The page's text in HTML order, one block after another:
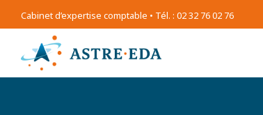
Cabinet d’expertise comptable • Tél. : 02 32 76 02 76